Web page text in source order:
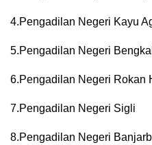
4.Pengadilan Negeri Kayu
5.Pengadilan Negeri
6.Pengadilan Negeri Rokan
7.Pengadilan Negeri Sigli
8.Pengadilan Negeri